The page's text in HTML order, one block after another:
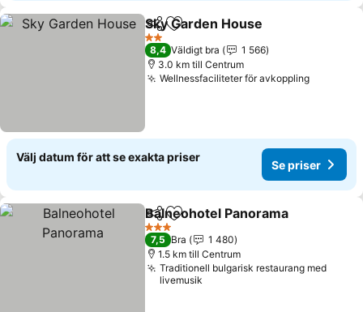
Dela Lägg till i Mina Favoriter
Sky Garden House
2 Stjärnor
8,4 Väldigt bra
1 566
3.0 km till Centrum
Wellnessfaciliteter för avkopplingSe priser
Välj datum för att se exakta priser
Se priser
Dela Lägg till i Mina Favoriter
Balneohotel Panorama
3 Stjärnor
7,5 Bra
1 480
1.5 km till Centrum
Traditionell bulgarisk restaurang med
livemusik